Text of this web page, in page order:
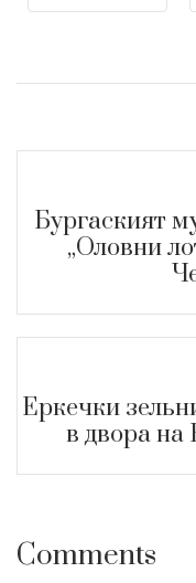
Бургаският
„Оловни
Еркечки
в двора на
Comments